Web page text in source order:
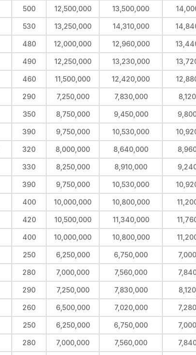
500 12,500,000 13,500,000
530 13,250,000 14,310,000
480 12,000,000 12,960,000
490 12,250,000 13,230,000
460 11,500,000 12,420,000
290 7,250,000 7,830,000
350 8,750,000 9,450,000
390 9,750,000 10,530,000
320 8,000,000 8,640,000
330 8,250,000 8,910,000
390 9,750,000 10,530,000
400 10,000,000 10,800,000
420 10,500,000 11,340,000
400 10,000,000 10,800,000
250 6,250,000 6,750,000
280 7,000,000 7,560,000
290 7,250,000 7,830,000
260 6,500,000 7,020,000
250 6,250,000 6,750,000
280 7,000,000 7,560,000